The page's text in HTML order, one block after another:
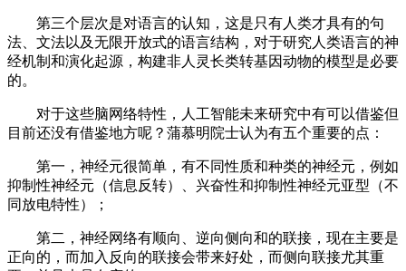
第三个层次是对语言的认知，这是只有人类才具有的句
法、文法以及无限开放式的语言结构，对于研究人类语言的神
经机制和演化起源，构建非人灵长类转基因动物的模型是必要
的。
对于这些脑网络特性，人工智能未来研究中有可以借鉴但
目前还没有借鉴地方呢？蒲慕明院士认为有五个重要的点：
第一，神经元很简单，有不同性质和种类的神经元，例如
抑制性神经元（信息反转）、兴奋性和抑制性神经元亚型（不
同放电特性）；
第二，神经网络有顺向、逆向侧向和的联接，现在主要是
正向的，而加入反向的联接会带来好处，而侧向联接尤其重